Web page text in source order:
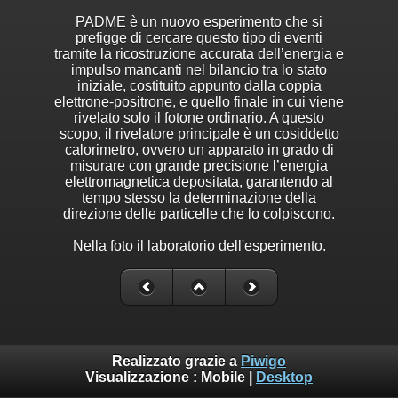
PADME è un nuovo esperimento che si
prefigge di cercare questo tipo di eventi
tramite la ricostruzione accurata dell’energia e
impulso mancanti nel bilancio tra lo stato
iniziale, costituito appunto dalla coppia
elettrone-positrone, e quello finale in cui viene
rivelato solo il fotone ordinario. A questo
scopo, il rivelatore principale è un cosiddetto
calorimetro, ovvero un apparato in grado di
misurare con grande precisione l’energia
elettromagnetica depositata, garantendo al
tempo stesso la determinazione della
direzione delle particelle che lo colpiscono.
Nella foto il laboratorio dell'esperimento.
Realizzato grazie a Piwigo
Visualizzazione : Mobile Desktop